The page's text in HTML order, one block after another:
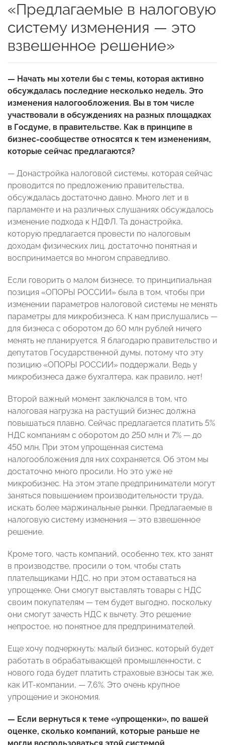
«Предлагаемые в налоговую
систему изменения — это
взвешенное решение»
— Начать мы хотели бы с темы, которая активно
обсуждалась последние несколько недель. Это
изменения налогообложения. Вы в том числе
участвовали в обсуждениях на разных площадках
в Госдуме, в правительстве. Как в принципе в
бизнес-сообществе относятся к тем изменениям,
которые сейчас предлагаются?
— Донастройка налоговой системы, которая сейчас
проводится по предложению правительства,
обсуждалась достаточно давно. Много лет и в
парламенте и на различных слушаниях обсуждалось
изменение подхода к НДФЛ. Та донастройка,
которую предлагается провести по налоговым
доходам физических лиц, достаточно понятная и
воспринимается во многом справедливо.
Если говорить о малом бизнесе, то принципиальная
позиция «ОПОРЫ РОССИИ» была в том, чтобы при
изменении параметров налоговой системы не менять
параметры для микробизнеса. К нам прислушались —
для бизнеса с оборотом до 60 млн рублей ничего
менять не планируется. Я благодарю правительство и
депутатов Государственной думы, потому что эту
позицию «ОПОРЫ РОССИИ» поддержали. Ведь у
микробизнеса даже бухгалтера, как правило, нет!
Второй важный момент заключался в том, что
налоговая нагрузка на растущий бизнес должна
повышаться плавно. Сейчас предлагается платить 5%
НДС компаниям с оборотом до 250 млн и 7% — до
450 млн. При этом упрощенная система
налогообложения для них сохраняется. Об этом мы
достаточно много просили. Но это уже не
микробизнес. На этом этапе предприниматели могут
заняться повышением производительности труда,
искать более маржинальные рынки. Предлагаемые в
налоговую систему изменения — это взвешенное
решение.
Кроме того, часть компаний, особенно тех, кто занят
в производстве, просили о том, чтобы стать
плательщиками НДС, но при этом оставаться на
упрощенке. Они смогут выставлять товары с НДС
своим покупателям — тем будет выгодно, поскольку
они смогут зачесть НДС к вычету. Это решение
непростое, но понятное для предпринимателей.
Еще хочу подчеркнуть: малый бизнес, который будет
работать в обрабатывающей промышленности, с
нового года будет платить страховые взносы так же,
как ИТ-компании, — 7,6%. Это очень крупное
упрощение и экономия.
— Если вернуться к теме «упрощенки», по вашей
оценке, сколько компаний, которые раньше не